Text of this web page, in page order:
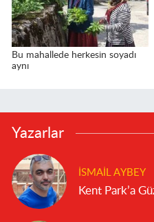
Bu mahallede herkesin soyadı
aynı
Yazarlar
İSMAIL AYBEY
Kent Park’a